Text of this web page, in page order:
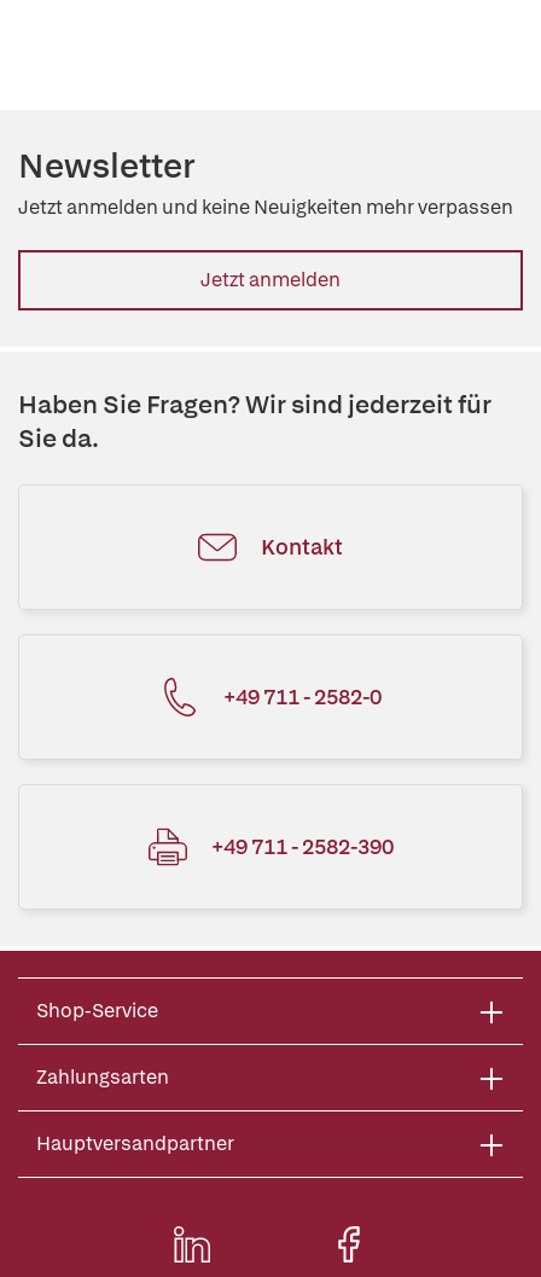
Newsletter
Jetzt anmelden und keine Neuigkeiten mehr verpassen
Jetzt anmelden
Haben Sie Fragen? Wir sind jederzeit für
Sie da.
Kontakt
+49 711 - 2582-0
+49 711 - 2582-390
Shop-Service
Zahlungsarten
Hauptversandpartner